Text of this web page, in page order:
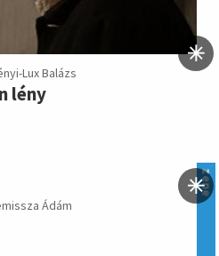
Lux Balázs
lény
zene
Ádám